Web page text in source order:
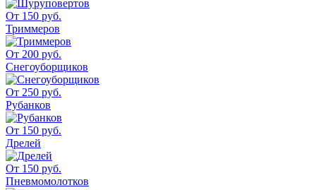
От 150 руб.
Триммеров
От 200 руб.
Снегоуборщиков
От 250 руб.
Рубанков
От 150 руб.
Дрелей
От 150 руб.
Пневмомолотков